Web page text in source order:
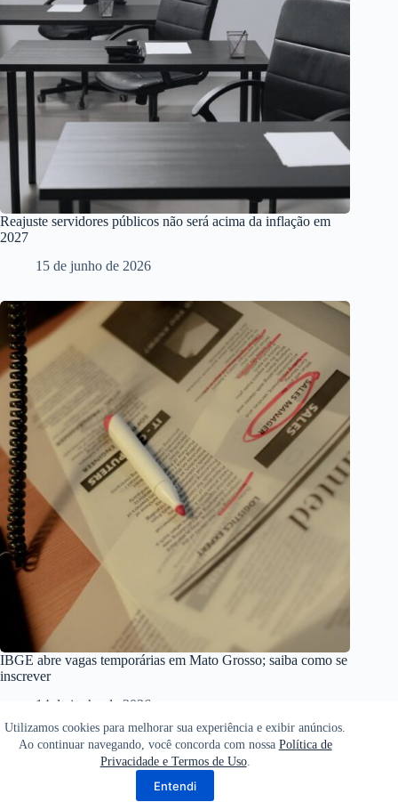
Utilizamos cookies para melhorar sua experiência e exibir anúncios.
Ao continuar navegando, você concorda com nossa Política de
Privacidade e Termos de Uso.
Entendi
Reajuste servidores públicos não será acima da inflação em
2027
15 de junho de 2026
IBGE abre vagas temporárias em Mato Grosso; saiba como se
inscrever
14 de junho de 2026
Política de Privacidade
Sobre